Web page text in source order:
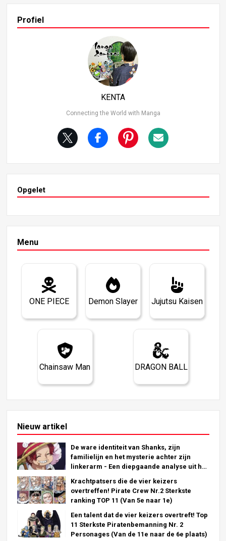
stander eerst verwonden om een fatale klap uit te delen,
wat vragen oproept over haar doeltreffendheid tegen a
ndere Hashira. 8e plaats: Tengen Uzui Tengen Uzui, de S
ound Hashira, heeft een flitsend uiterlijk en felle gevecht
svaardigheden. Hij heeft een flamboyante persoonlijkhei
d en uitzonderlijke fysieke vaardigheden. Met de Sound
Breathing-techniek blinkt hij uit in explosieve aanvallen, d
lingsstijlen. Hij heeft echter de neiging om zijn eigen tale
nten te onderschatten en lijkt wat weinig zelfvertrouwen
Profiel
KENTA
Connecting the World with Manga
Opgelet
Menu
ONE PIECE Demon Slayer Jujutsu Kaisen
Chainsaw Man DRAGON BALL
Nieuw artikel
De ware identiteit van Shanks, zijn
familielijn en het mysterie achter zijn
linkerarm - Een diepgaande analyse uit het
Krachtpatsers die de vier keizers
overtreffen! Pirate Crew Nr.2 Sterkste
ranking TOP 11 (Van 5e naar 1e)
Een talent dat de vier keizers overtreft! Top
11 Sterkste Piratenbemanning Nr. 2
Personages (Van de 11e naar de 6e plaats)